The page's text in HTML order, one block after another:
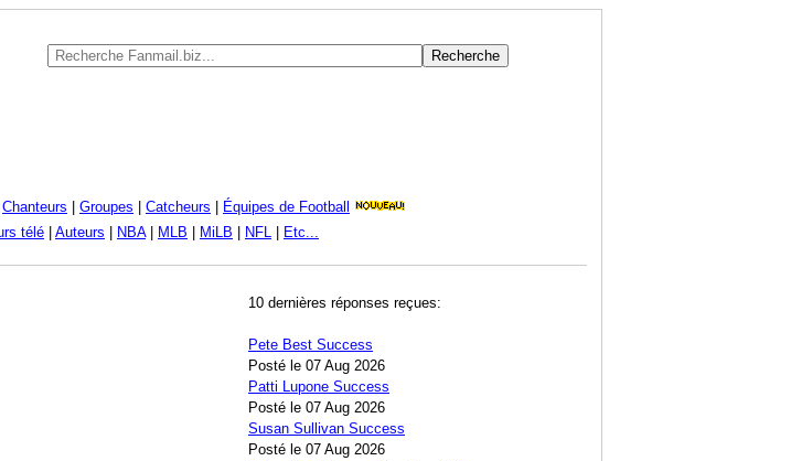
Chanteurs Groupes Catcheurs
Équipes de Football
télé Auteurs NBA| MLB MiLB NFL Etc...
10 dernières réponses reçues:
Pete Best Success
Posté le 07 Aug 2026
Patti Lupone Success
Posté le 07 Aug 2026
Susan Sullivan Success
Posté le 07 Aug 2026